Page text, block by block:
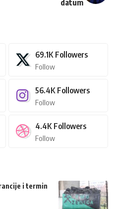
datum
69.1K Followers
Follow
56.4K Followers
Follow
4.4K Followers
Follow
i termin